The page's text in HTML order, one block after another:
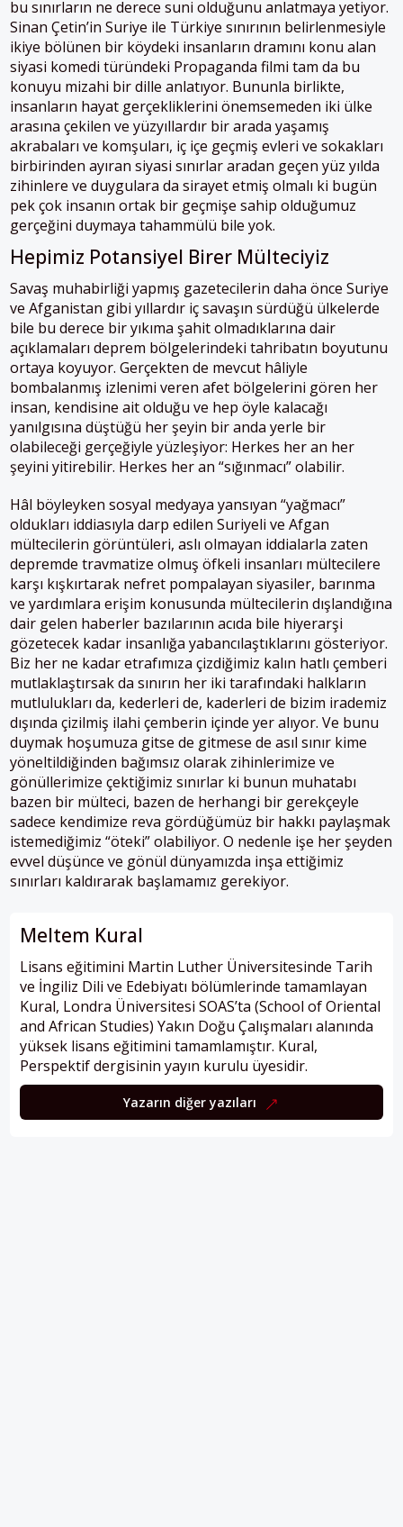
bu sınırların ne derece suni olduğunu anlatmaya yetiyor.
Sinan Çetin’in Suriye ile Türkiye sınırının belirlenmesiyle
ikiye bölünen bir köydeki insanların dramını konu alan
siyasi komedi türündeki Propaganda filmi tam da bu
konuyu mizahi bir dille anlatıyor. Bununla birlikte,
insanların hayat gerçekliklerini önemsemeden iki ülke
arasına çekilen ve yüzyıllardır bir arada yaşamış
akrabaları ve komşuları, iç içe geçmiş evleri ve sokakları
birbirinden ayıran siyasi sınırlar aradan geçen yüz yılda
zihinlere ve duygulara da sirayet etmiş olmalı ki bugün
pek çok insanın ortak bir geçmişe sahip olduğumuz
gerçeğini duymaya tahammülü bile yok.
Hepimiz Potansiyel Birer Mülteciyiz
Savaş muhabirliği yapmış gazetecilerin daha önce Suriye
ve Afganistan gibi yıllardır iç savaşın sürdüğü ülkelerde
bile bu derece bir yıkıma şahit olmadıklarına dair
açıklamaları deprem bölgelerindeki tahribatın boyutunu
ortaya koyuyor. Gerçekten de mevcut hâliyle
bombalanmış izlenimi veren afet bölgelerini gören her
insan, kendisine ait olduğu ve hep öyle kalacağı
yanılgısına düştüğü her şeyin bir anda yerle bir
olabileceği gerçeğiyle yüzleşiyor: Herkes her an her
şeyini yitirebilir. Herkes her an “sığınmacı” olabilir.
Hâl böyleyken sosyal medyaya yansıyan “yağmacı”
oldukları iddiasıyla darp edilen Suriyeli ve Afgan
mültecilerin görüntüleri, aslı olmayan iddialarla zaten
depremde travmatize olmuş öfkeli insanları mültecilere
karşı kışkırtarak nefret pompalayan siyasiler, barınma
ve yardımlara erişim konusunda mültecilerin dışlandığına
dair gelen haberler bazılarının acıda bile hiyerarşi
gözetecek kadar insanlığa yabancılaştıklarını gösteriyor.
Biz her ne kadar etrafımıza çizdiğimiz kalın hatlı çemberi
mutlaklaştırsak da sınırın her iki tarafındaki halkların
mutlulukları da, kederleri de, kaderleri de bizim irademiz
dışında çizilmiş ilahi çemberin içinde yer alıyor. Ve bunu
duymak hoşumuza gitse de gitmese de asıl sınır kime
yöneltildiğinden bağımsız olarak zihinlerimize ve
gönüllerimize çektiğimiz sınırlar ki bunun muhatabı
bazen bir mülteci, bazen de herhangi bir gerekçeyle
sadece kendimize reva gördüğümüz bir hakkı paylaşmak
istemediğimiz “öteki” olabiliyor. O nedenle işe her şeyden
evvel düşünce ve gönül dünyamızda inşa ettiğimiz
sınırları kaldırarak başlamamız gerekiyor.
Meltem Kural
Lisans eğitimini Martin Luther Üniversitesinde Tarih
ve İngiliz Dili ve Edebiyatı bölümlerinde tamamlayan
Kural, Londra Üniversitesi SOAS’ta (School of Oriental
and African Studies) Yakın Doğu Çalışmaları alanında
yüksek lisans eğitimini tamamlamıştır. Kural,
Perspektif dergisinin yayın kurulu üyesidir.
Yazarın diğer yazıları